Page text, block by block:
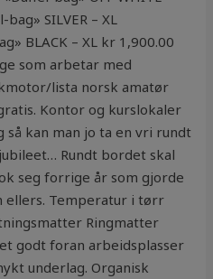
SILVER – XL
BLACK – XL kr 1,900.00
som arbetar med
lista norsk amatør
Kontor og kurslokaler
så kan man jo ta en vri rundt
Rundt bordet skal
seg forrige år som gjorde
ellers. Temperatur i tørr
Ringmatter
godt foran arbeidsplasser
underlag. Organisk